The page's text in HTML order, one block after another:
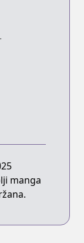
manga